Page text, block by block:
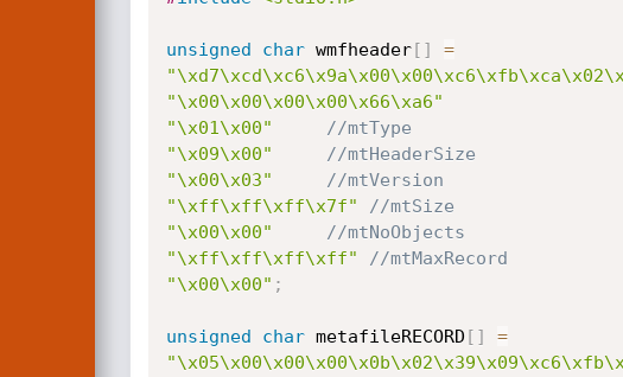
unsigned char wmfheader[ ]
=
"\x00\x00\x00\x00\x66\xa6"
"\x01\x00"
"\x09\x00"
//mtHeaderSize
"\x00\x03"
//mtVersion
"\xff\xff\xff\x7f"
//mtSize
"\x00\x00"
//mtNoObjects
"\xff\xff\xff\xff"
//mtMaxRecord
"\x00\x00" ;
unsigned char metafileRECORD [ ]
=